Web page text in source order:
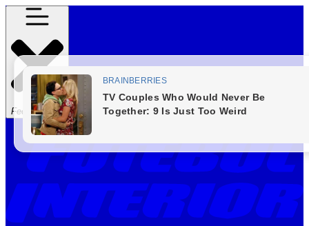
Fechar Menu